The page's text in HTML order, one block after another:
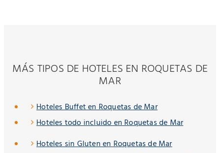
MÁS TIPOS DE HOTELES EN ROQUETAS DE
MAR
Hoteles Buffet en Roquetas de Mar
Hoteles todo incluido en Roquetas de Mar
Hoteles sin Gluten en Roquetas de Mar